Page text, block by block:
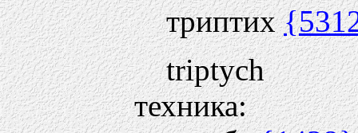
триптих
triptych
техника: